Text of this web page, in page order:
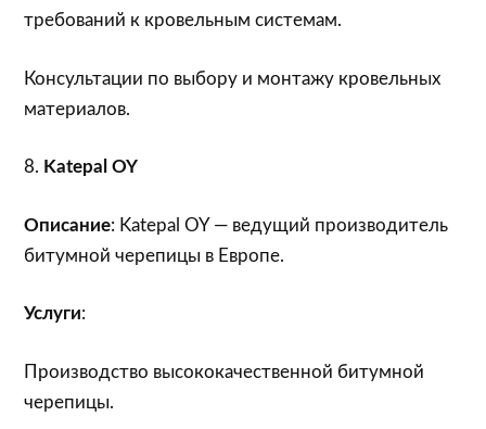
требований к кровельным системам.
Консультации по выбору и монтажу кровельных
материалов.
8. Katepal OY
Описание: Katepal OY — ведущий производитель
битумной черепицы в Европе.
Услуги:
Производство высококачественной битумной
черепицы.